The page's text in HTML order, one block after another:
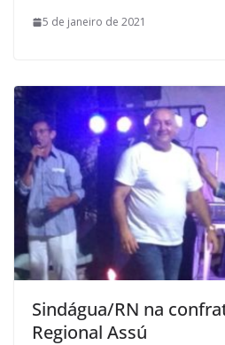
5 de janeiro de 2021
Sindágua/RN na
Regional Assú